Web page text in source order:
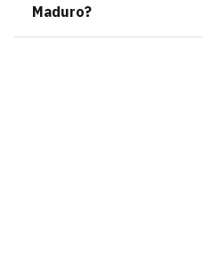
Maduro?